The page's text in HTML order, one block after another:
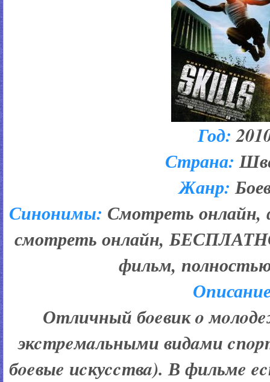
Год:
Страна:
Жанр:
Синонимы: Смотреть онлайн,
смотреть онлайн,
фильм,
Отличный бoeвик o
экcтpeмaльными видaми
бoeвыe иcкуccтвa). В фильмe